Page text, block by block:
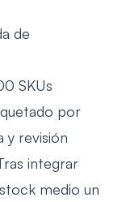
de
SKUs
por
revisión
integrar
medio un